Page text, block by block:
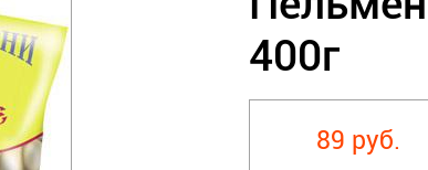
400г
89 руб.